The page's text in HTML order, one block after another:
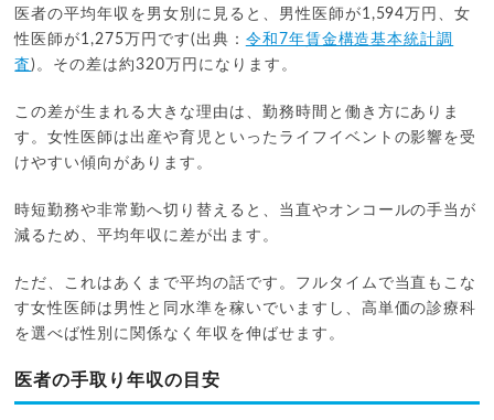
医者の平均年収を男女別に見ると、男性医師が1,594万円、女
性医師が1,275万円です(出典： 令和7年賃金構造基本統計調
査)。その差は約320万円になります。
この差が生まれる大きな理由は、勤務時間と働き方にありま
す。女性医師は出産や育児といったライフイベントの影響を受
けやすい傾向があります。
時短勤務や非常勤へ切り替えると、当直やオンコールの手当が
減るため、平均年収に差が出ます。
ただ、これはあくまで平均の話です。フルタイムで当直もこな
す女性医師は男性と同水準を稼いでいますし、高単価の診療科
を選べば性別に関係なく年収を伸ばせます。
医者の手取り年収の目安